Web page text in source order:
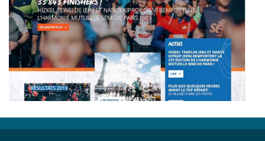
Tolkenkoffer
CONTACT